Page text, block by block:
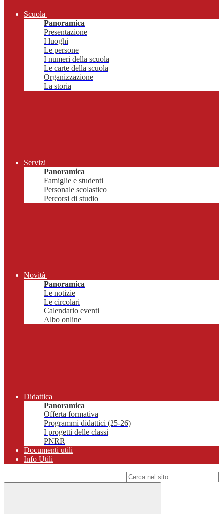
Scuola
Panoramica
Presentazione
I luoghi
Le persone
I numeri della scuola
Le carte della scuola
Organizzazione
La storia
Servizi
Panoramica
Famiglie e studenti
Personale scolastico
Percorsi di studio
Novità
Panoramica
Le notizie
Le circolari
Calendario eventi
Albo online
Didattica
Panoramica
Offerta formativa
Programmi didattici (25-26)
I progetti delle classi
PNRR
Documenti utili
Info Utili